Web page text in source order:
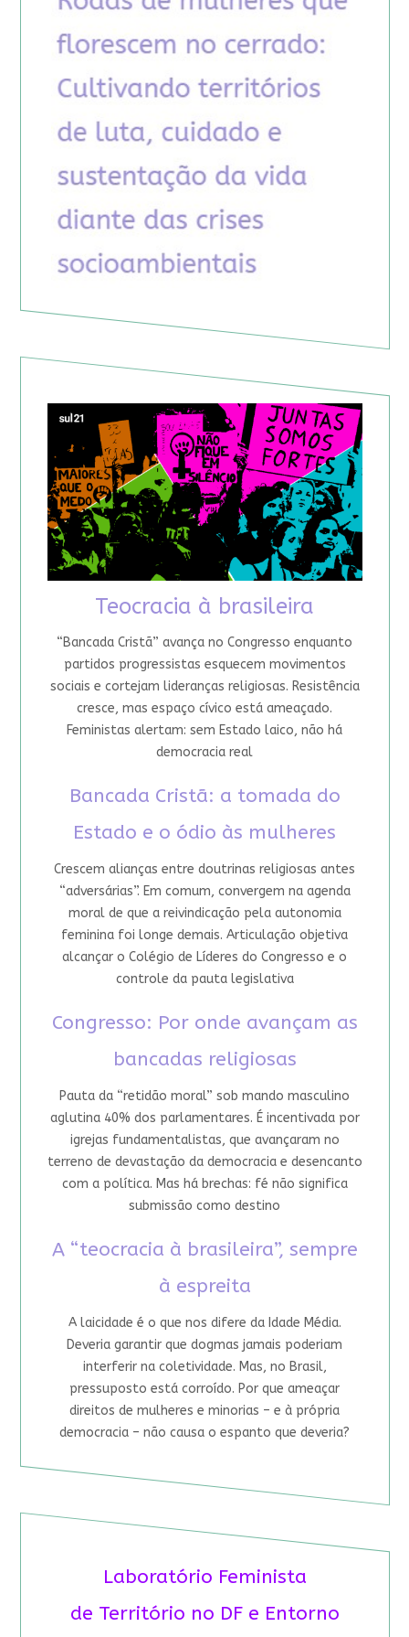
Teocracia à brasileira
“Bancada Cristã” avança no Congresso enquanto
partidos progressistas esquecem movimentos
sociais e cortejam lideranças religiosas. Resistência
cresce, mas espaço cívico está ameaçado.
Feministas alertam: sem Estado laico, não há
democracia real
Bancada Cristã: a tomada do
Estado e o ódio às mulheres
Crescem alianças entre doutrinas religiosas antes
“adversárias”. Em comum, convergem na agenda
moral de que a reivindicação pela autonomia
feminina foi longe demais. Articulação objetiva
alcançar o Colégio de Líderes do Congresso e o
controle da pauta legislativa
Congresso: Por onde avançam as
bancadas religiosas
Pauta da “retidão moral” sob mando masculino
aglutina 40% dos parlamentares. É incentivada por
igrejas fundamentalistas, que avançaram no
terreno de devastação da democracia e desencanto
com a política. Mas há brechas: fé não significa
submissão como destino
A “teocracia à brasileira”, sempre
à espreita
A laicidade é o que nos difere da Idade Média.
Deveria garantir que dogmas jamais poderiam
interferir na coletividade. Mas, no Brasil,
pressuposto está corroído. Por que ameaçar
direitos de mulheres e minorias – e à própria
democracia – não causa o espanto que deveria?
Laboratório Feminista
de Território no DF e Entorno